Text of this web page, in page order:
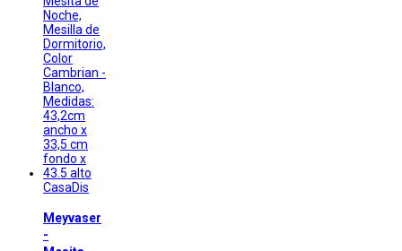
CasaDis
Meyvaser
-